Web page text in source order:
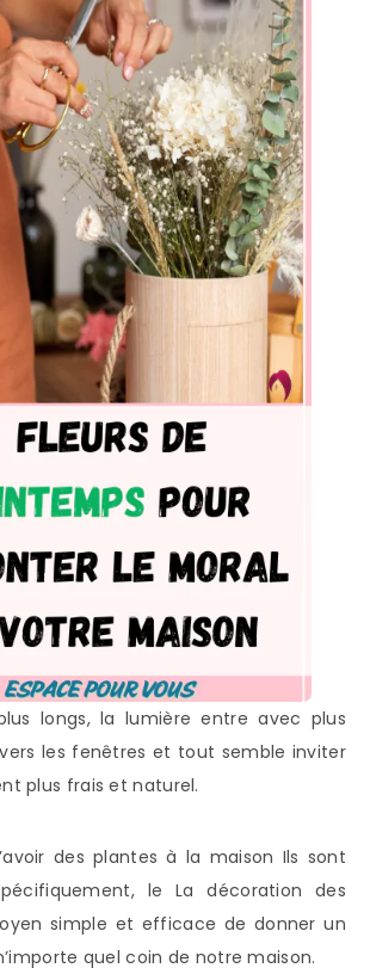
longs, la lumière entre avec plus
les fenêtres et tout semble inviter
plus frais et naturel.
des plantes à la maison Ils sont
le La décoration des
simple et efficace de donner un
quel coin de notre maison.